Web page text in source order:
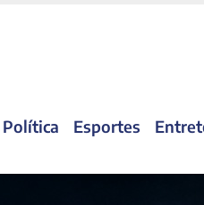
Política Esportes